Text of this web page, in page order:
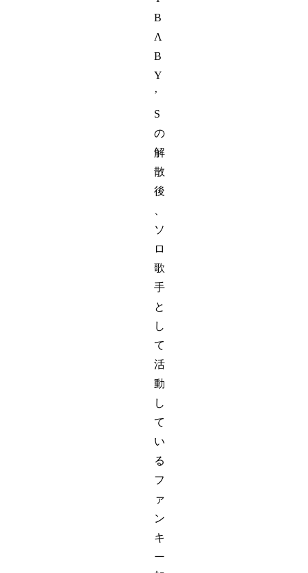
B
Λ
B
Y
’
S
の
解
散
後
ソ
ロ
歌
手
と
し
て
活
動
し
て
い
る
フ
ァ
ン
キ
ー